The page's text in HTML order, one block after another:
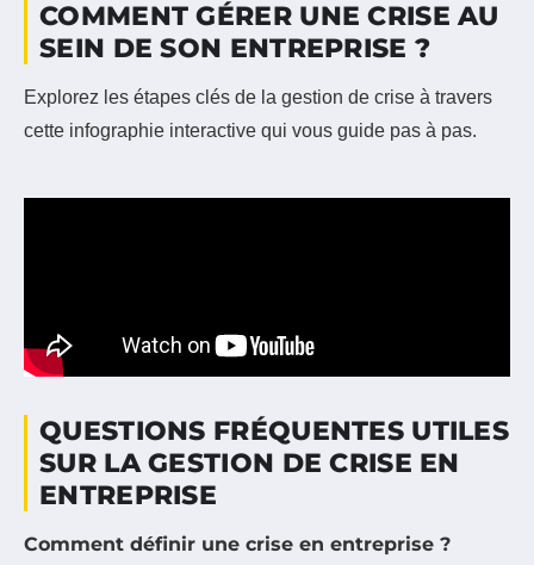
COMMENT GÉRER UNE CRISE AU
SEIN DE SON ENTREPRISE ?
Explorez les étapes clés de la gestion de crise à travers
cette infographie interactive qui vous guide pas à pas.
QUESTIONS FRÉQUENTES UTILES
SUR LA GESTION DE CRISE EN
ENTREPRISE
Comment définir une crise en entreprise ?